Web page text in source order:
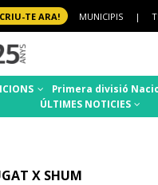
TE ARA! MUNICIPIS |
Primera divisió
ÚLTIMES NOTICIES
X SHUM